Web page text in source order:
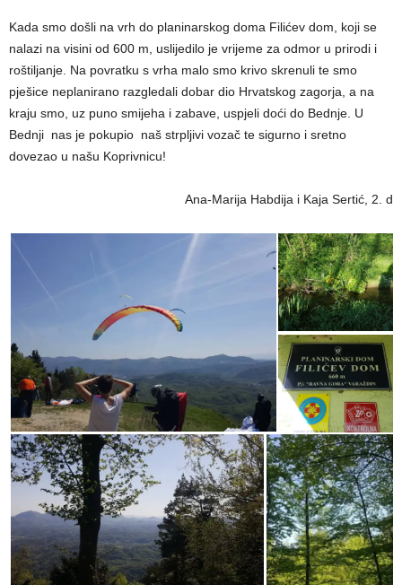
Kada smo došli na vrh do planinarskog doma Filićev dom, koji se
nalazi na visini od 600 m, uslijedilo je vrijeme za odmor u prirodi i
roštiljanje. Na povratku s vrha malo smo krivo skrenuli te smo
pješice neplanirano razgledali dobar dio Hrvatskog zagorja, a na
kraju smo, uz puno smijeha i zabave, uspjeli doći do Bednje. U
Bednji nas je pokupio naš strpljivi vozač te sigurno i sretno
dovezao u našu Koprivnicu!
Ana-Marija Habdija i Kaja Sertić, 2. d